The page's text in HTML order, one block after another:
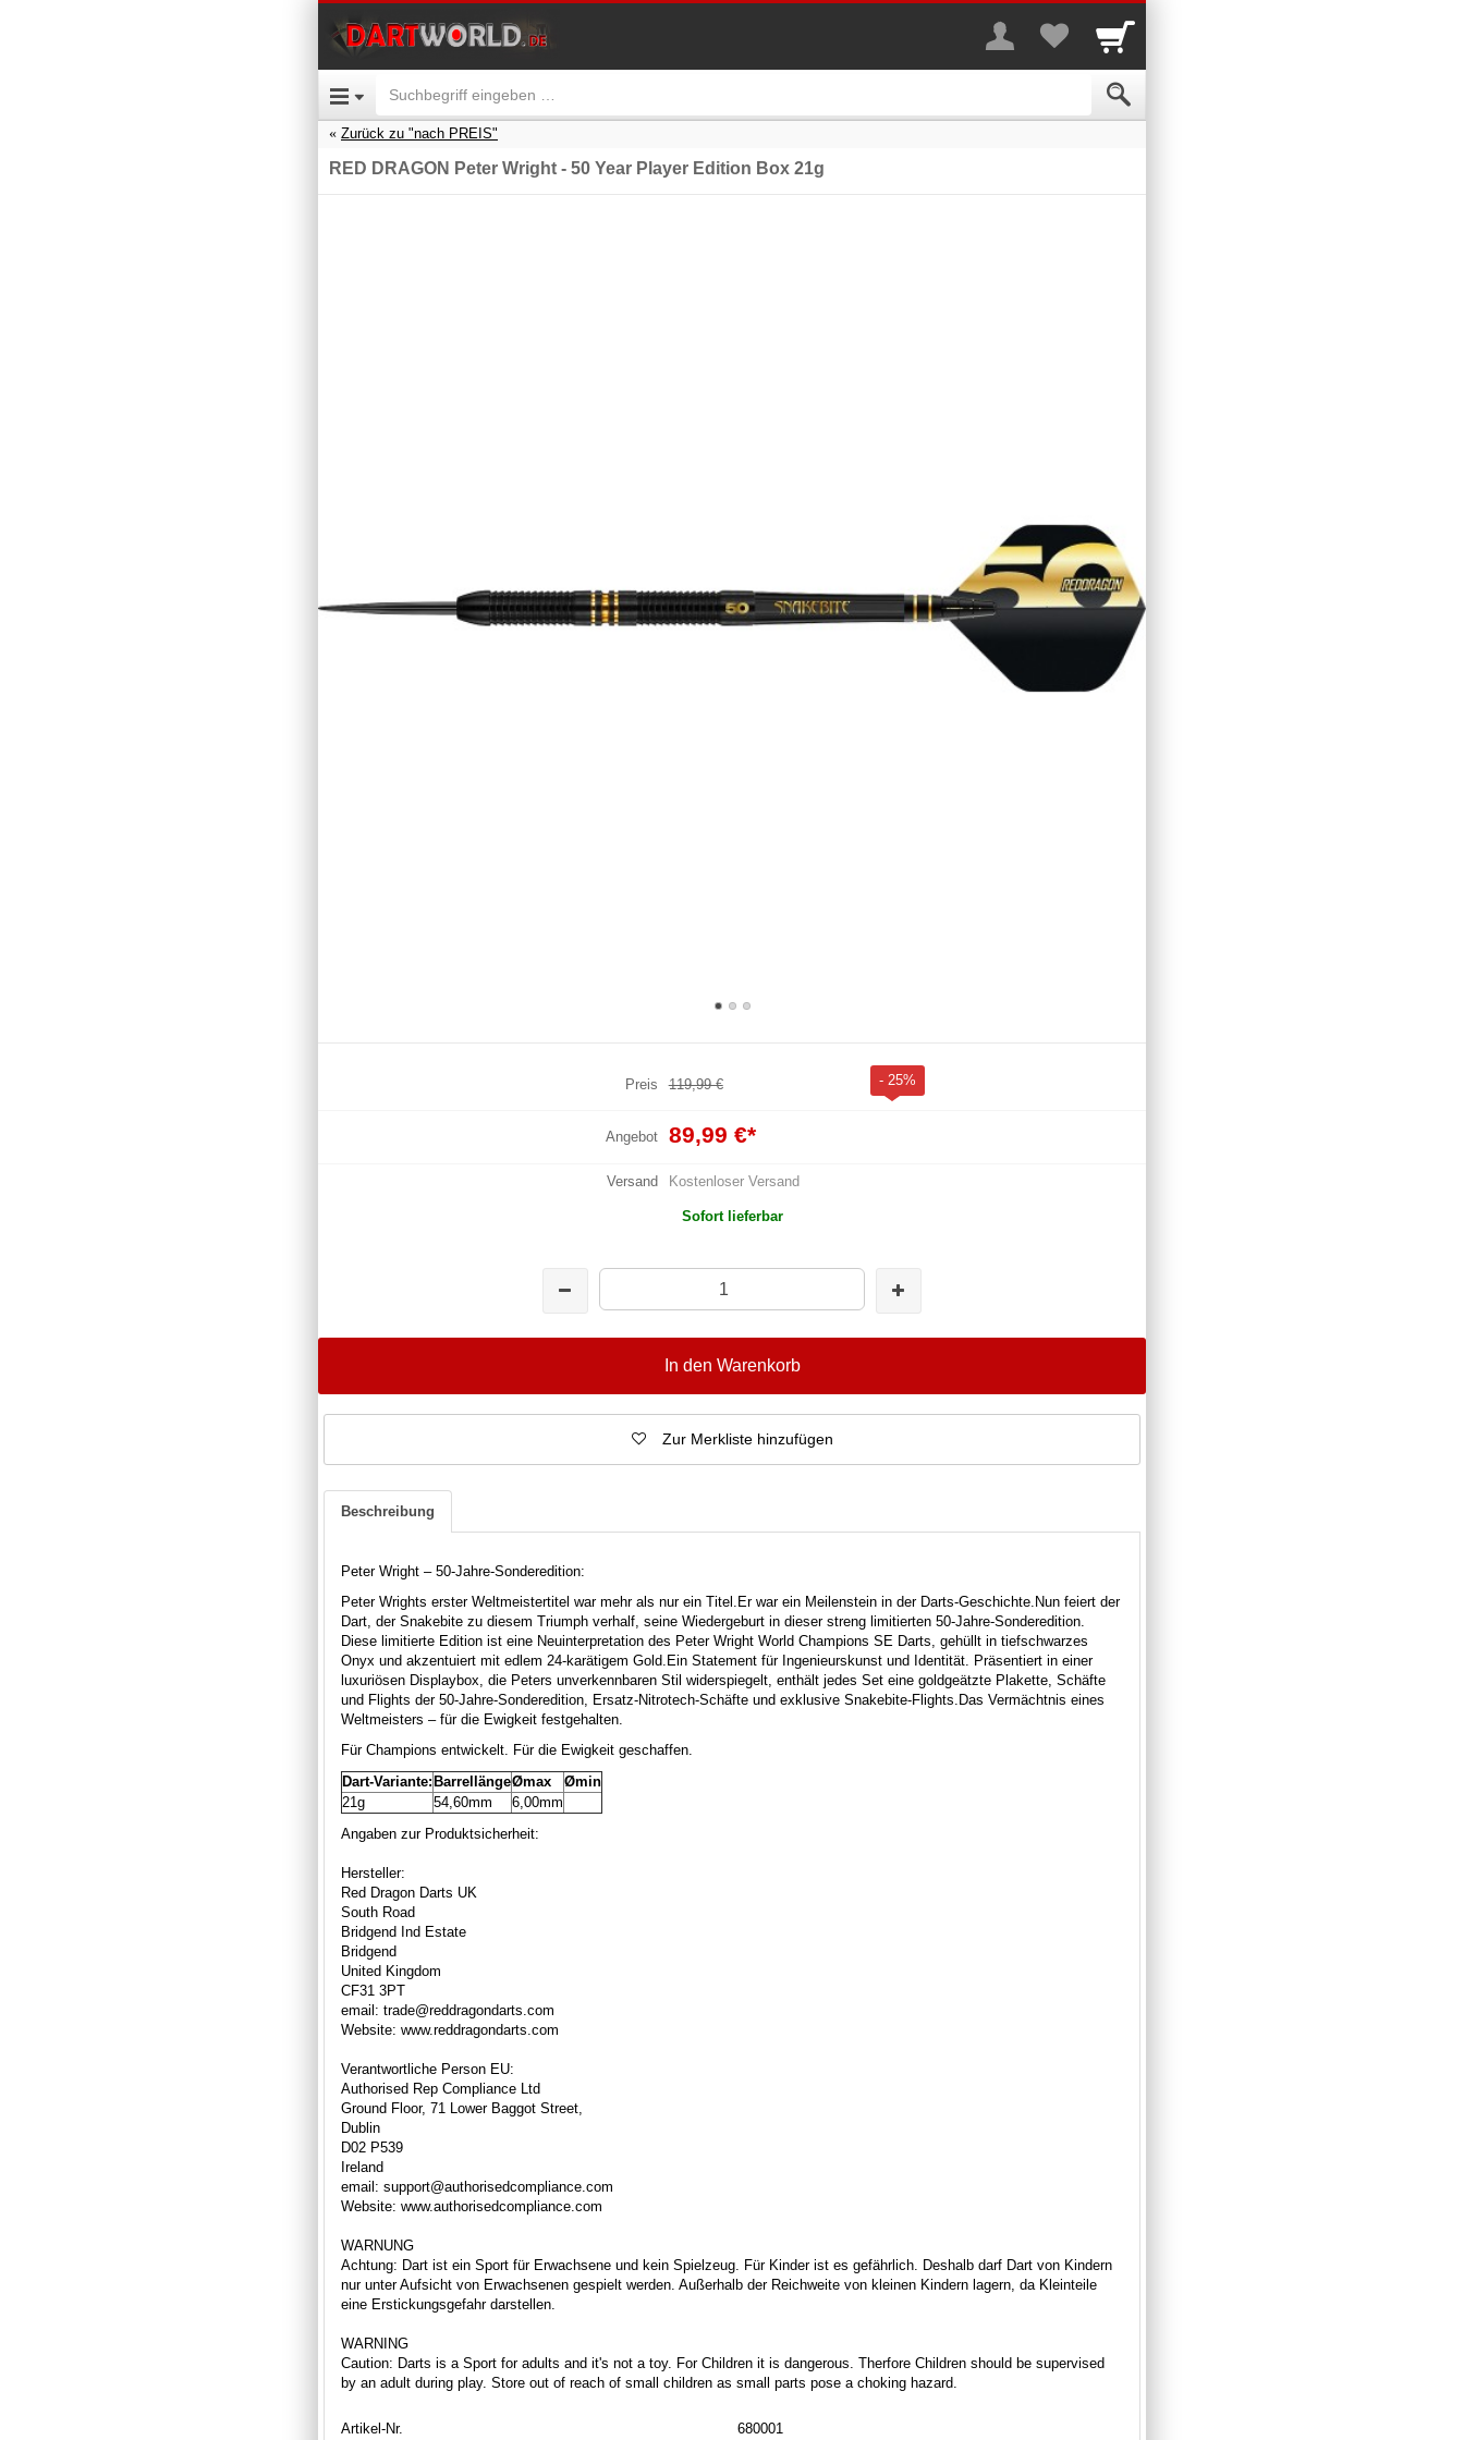
Zurück zu "nach PREIS"
RED DRAGON Peter Wright - 50 Year Player Edition Box 21g
Preis 119,99 € - 25%
Angebot 89,99 €*
Versand Kostenloser Versand
Sofort lieferbar
In den Warenkorb
Zur Merkliste hinzufügen
Beschreibung
Peter Wright – 50-Jahre-Sonderedition:
Peter Wrights erster Weltmeistertitel war mehr als nur ein Titel. Er war ein Meilenstein in der Darts-Geschichte. Nun feiert der
Dart, der Snakebite zu diesem Triumph verhalf, seine Wiedergeburt in dieser streng limitierten 50-Jahre-Sonderedition.
Diese limitierte Edition ist eine Neuinterpretation des Peter Wright World Champions SE Darts, gehüllt in tiefschwarzes
Onyx und akzentuiert mit edlem 24-karätigem Gold. Ein Statement für Ingenieurskunst und Identität. Präsentiert in einer
luxuriösen Displaybox, die Peters unverkennbaren Stil widerspiegelt, enthält jedes Set eine goldgeätzte Plakette, Schäfte
und Flights der 50-Jahre-Sonderedition, Ersatz-Nitrotech-Schäfte und exklusive Snakebite-Flights. Das Vermächtnis eines
Weltmeisters – für die Ewigkeit festgehalten.
Für Champions entwickelt. Für die Ewigkeit geschaffen.
Dart-Variante:BarrellängeØmax
Ømin
21g
54,60mm
6,00mm
Angaben zur Produktsicherheit:
Hersteller:
Red Dragon Darts UK
South Road
Bridgend Ind Estate
Bridgend
United Kingdom
CF31 3PT
email: trade@reddragondarts.com
Website: www.reddragondarts.com
Verantwortliche Person EU:
Authorised Rep Compliance Ltd
Ground Floor, 71 Lower Baggot Street,
Dublin
D02 P539
Ireland
email: support@authorisedcompliance.com
Website: www.authorisedcompliance.com
WARNUNG
Achtung: Dart ist ein Sport für Erwachsene und kein Spielzeug. Für Kinder ist es gefährlich. Deshalb darf Dart von Kindern
nur unter Aufsicht von Erwachsenen gespielt werden. Außerhalb der Reichweite von kleinen Kindern lagern, da Kleinteile
eine Erstickungsgefahr darstellen.
WARNING
Caution: Darts is a Sport for adults and it's not a toy. For Children it is dangerous. Therfore Children should be supervised
by an adult during play. Store out of reach of small children as small parts pose a choking hazard.
Artikel-Nr.
680001